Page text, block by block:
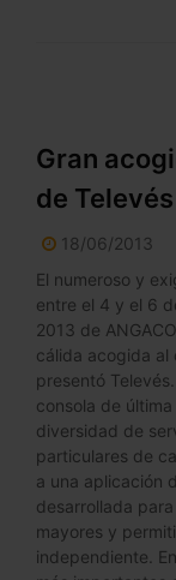
Gran
de
18/06/2013
El numeroso y
entre el 4 y el 6
2013 de
cálida acogida al
presentó
consola de
diversidad de
particulares de
a una aplicación
desarrollada
mayores y
independiente.